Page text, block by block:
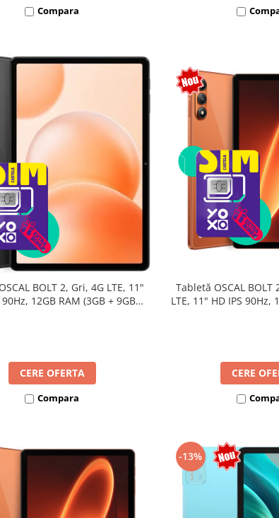
Compara
BOLT 2, Gri, 4G LTE, 11"
90Hz, 12GB RAM (3GB + 9GB
CERE OFERTA
Compara
Tabletă OSCAL BOLT
LTE, 11" HD IPS 90Hz,
CERE
-13%